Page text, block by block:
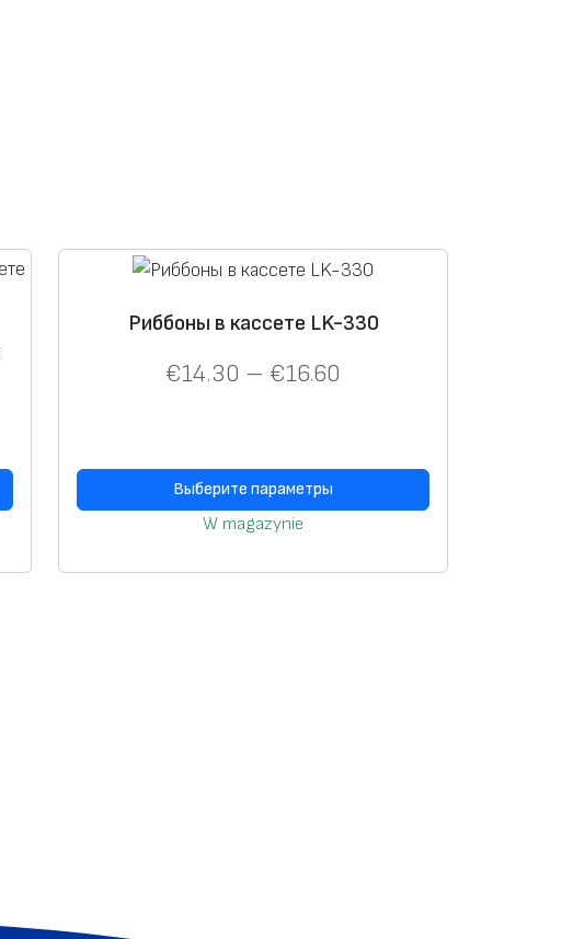
Риббоны в кассете LK-330
€14.30 – €16.60
Выберите параметры
W magazynie